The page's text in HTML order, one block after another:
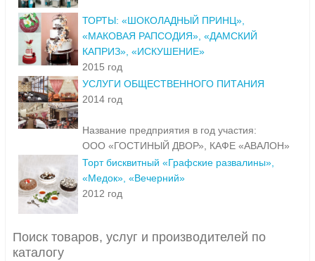
ТОРТЫ: «ШОКОЛАДНЫЙ ПРИНЦ»,
«МАКОВАЯ РАПСОДИЯ», «ДАМСКИЙ
КАПРИЗ», «ИСКУШЕНИЕ»
2015 год
УСЛУГИ ОБЩЕСТВЕННОГО ПИТАНИЯ
2014 год
Название предприятия в год участия:
ООО «ГОСТИНЫЙ ДВОР», КАФЕ «АВАЛОН»
Торт бисквитный «Графские развалины»,
«Медок», «Вечерний»
2012 год
Поиск товаров, услуг и производителей по
каталогу